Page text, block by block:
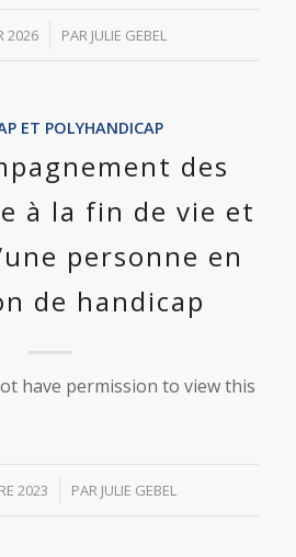
2026 PAR JULIE GEBEL
ET POLYHANDICAP
des
à la fin de vie et
personne en
de handicap
have permission to view this
2023 PAR JULIE GEBEL